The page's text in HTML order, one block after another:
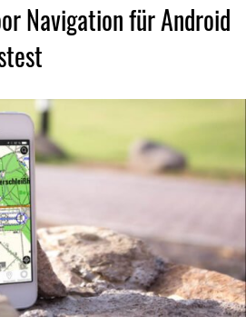
Navigation für Android